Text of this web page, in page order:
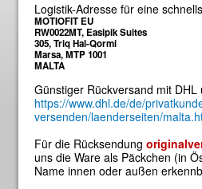
Logistik-Adresse für eine
MOTIOFIT EU
RW0022MT, Easipik Suites
305, Triq Hal-Qormi
Marsa, MTP 1001
MALTA
Günstiger Rückversand mit
https://www.dhl.de/de/
versenden/laenderseiten/
Für die Rücksendung
uns die Ware als Päckchen (in
Name innen oder außen